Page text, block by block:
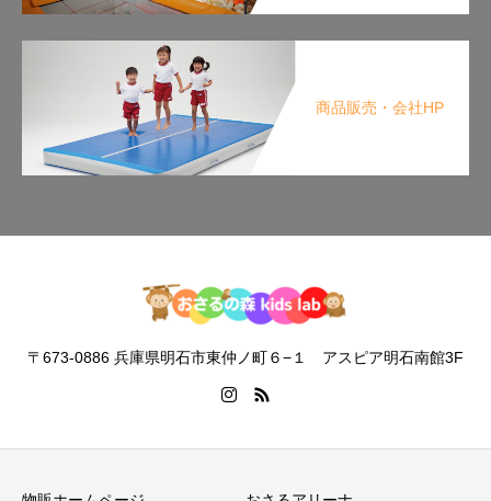
商品販売・会社HP
〒673-0886 兵庫県明石市東仲ノ町６−１ アスピア明石南館3F